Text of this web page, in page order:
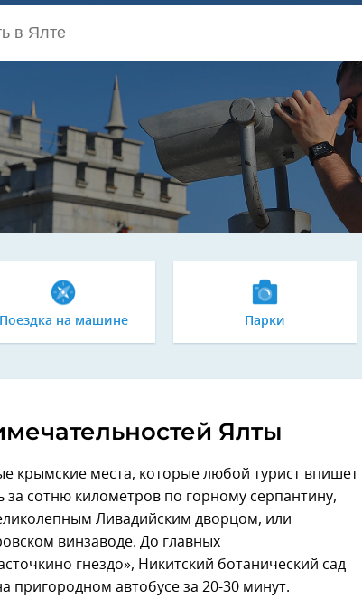
Поездка на машине Парки
Ялты
крымские места, которые любой турист впишет
сотню километров по горному серпантину,
Ливадийским дворцом, или
винзаводе. До главных
гнездо», Никитский ботанический сад
пригородном автобусе за 20-30 минут.